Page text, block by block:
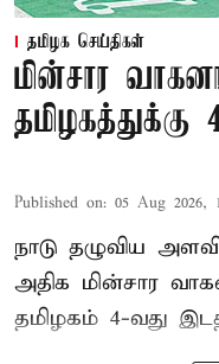
தமிழக செய்திகள்
மின்சார
Published on: 05 Aug 2026,
நாடு தழுவிய
அதிக மின்சார
தமிழகம் 4-வது